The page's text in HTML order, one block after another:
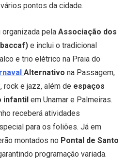
pontos da cidade.
pela Associação dos
e inclui o tradicional
e trio elétrico na Praia do
Alternativo na Passagem,
rock e jazz, além de espaços
infantil em Unamar e Palmeiras.
receberá atividades
para os foliões. Já em
montados no Pontal de Santo
programação variada.